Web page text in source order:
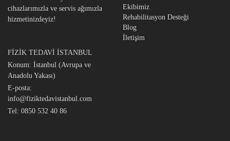
cihazlarımızla ve servis ağımızla
hizmetinizdeyiz!
Ekibimiz
Rehabilitasyon Desteği
Blog
İletişim
FİZİK TEDAVİ İSTANBUL
Konum: İstanbul (Avrupa ve
Anadolu Yakası)
E-posta:
info@fiziktedavistanbul.com
Tel: 0850 532 40 86